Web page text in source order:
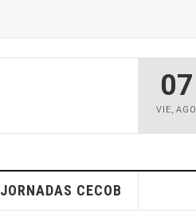
07
VIE,AGO
CECOB